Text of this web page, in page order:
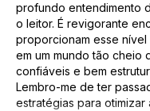
profundo entendimento
o leitor. É revigorante
proporcionam esse
em um mundo tão cheio
confiáveis e bem
Lembro-me de ter
estratégias para